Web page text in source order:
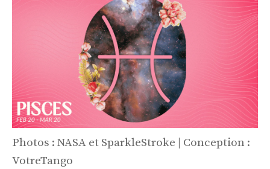
Photos : NASA et SparkleStroke | Conception :
VotreTango